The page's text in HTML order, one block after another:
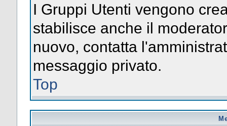
I Gruppi Utenti vengono
stabilisce anche il
nuovo, contatta
messaggio privato.
Top